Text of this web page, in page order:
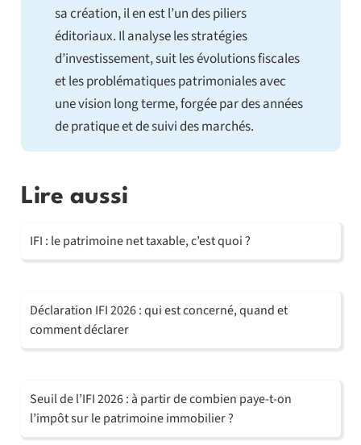
sa création, il en est l’un des piliers
éditoriaux. Il analyse les stratégies
d’investissement, suit les évolutions fiscales
et les problématiques patrimoniales avec
une vision long terme, forgée par des années
de pratique et de suivi des marchés.
Lire aussi
IFI : le patrimoine net taxable, c’est quoi ?
Déclaration IFI 2026 : qui est concerné, quand et
comment déclarer
Seuil de l’IFI 2026 : à partir de combien paye-t-on
l’impôt sur le patrimoine immobilier ?